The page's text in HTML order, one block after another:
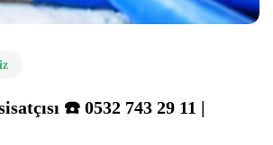
☎️ 0532 743 29 11 |